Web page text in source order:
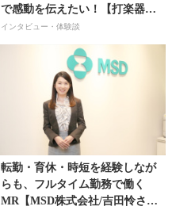
で感動を伝えたい！【打楽器奏
者／関聡さん】
インタビュー・体験談
転勤・育休・時短を経験しなが
らも、フルタイム勤務で働く
MR【MSD株式会社/吉田怜さ